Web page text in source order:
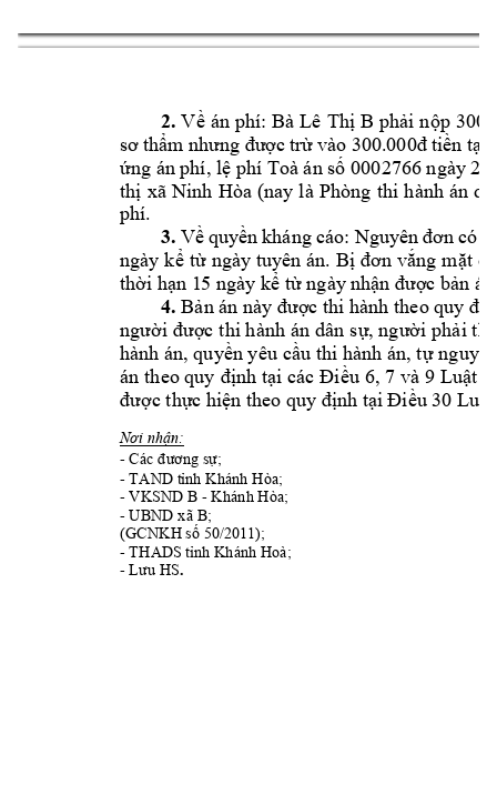
2. Về án phí: Bà Lê Thị B phải nộp
sơ thẩm nhưng được trừ vào 300.000đ tiền
ứng án phí, lệ phí Toà án số 0002766 ngày
thị xã Ninh Hòa (nay là Phòng thi hành án
phí.
3. Về quyền kháng cáo: Nguyên đơn có q
ngày kể từ ngày tuyên án. Bị đơn vắng mặt
thời hạn 15 ngày kể từ ngày nhận được bản
4. Bản án này được thi hành theo quy đị
người được thi hành án dân sự, người phải thi
hành án, quyền yêu cầu thi hành án, tự nguyệ
án theo quy định tại các Điều 6, 7 và 9 Luật
được thực hiện theo quy định tại Điều 30 Lu
Nơi nhận:
- Các đương sự;
- TAND tỉnh Khánh Hòa;
- VKSND B - Khánh Hòa;
- UBND xã B;
(GCNKH số 50/2011);
- THADS tỉnh Khánh Hoà;
- Lưu HS.